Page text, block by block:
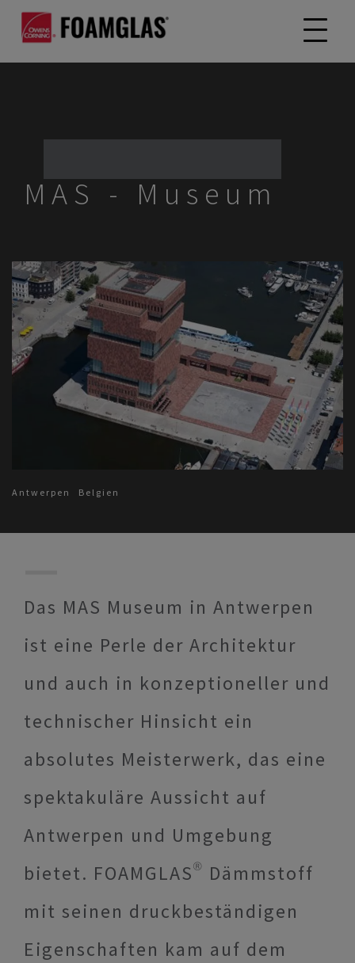
MAS - Museum
Antwerpen Belgien
Das MAS Museum in Antwerpen
ist eine Perle der Architektur
und auch in konzeptioneller und
technischer Hinsicht ein
absolutes Meisterwerk, das eine
spektakuläre Aussicht auf
Antwerpen und Umgebung
bietet. FOAMGLAS® Dämmstoff
mit seinen druckbeständigen
Eigenschaften kam auf dem